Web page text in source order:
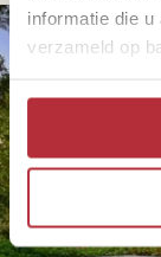
informatie die
verzameld op